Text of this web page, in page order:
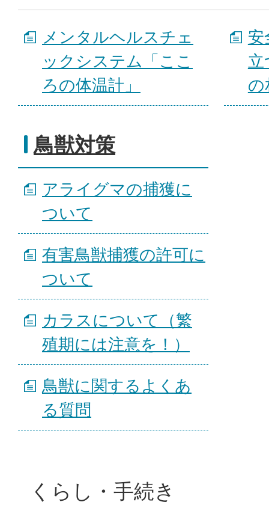
メンタルヘルスチェ
ックシステム「ここ
ろの体温計」
安
立
の
鳥獣対策
アライグマの捕獲に
ついて
有害鳥獣捕獲の許可に
ついて
カラスについて（繁
殖期には注意を！）
鳥獣に関するよくあ
る質問
くらし・手続き